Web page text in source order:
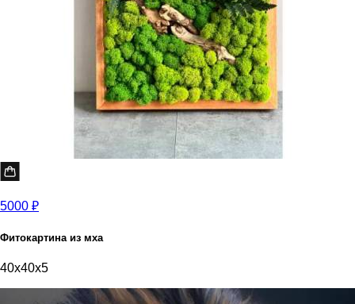
5000 ₽
Фитокартина из мха
40x40x5